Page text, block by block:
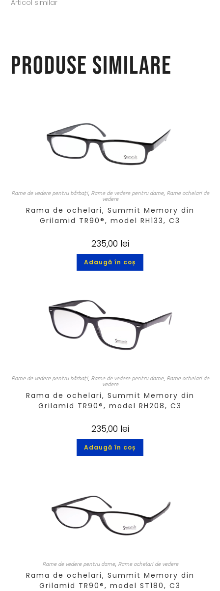
Articol similar
Produse similare
Rame de vedere pentru bărbați, Rame de vedere pentru dame, Rame ochelari de
vedere
Rama de ochelari, Summit Memory din
Grilamid TR90®, model RH133, C3
235,00 lei
Adaugă în coș
Rame de vedere pentru bărbați, Rame de vedere pentru dame, Rame ochelari de
vedere
Rama de ochelari, Summit Memory din
Grilamid TR90®, model RH208, C3
235,00 lei
Adaugă în coș
Rame de vedere pentru dame, Rame ochelari de vedere
Rama de ochelari, Summit Memory din
Grilamid TR90®, model ST180, C3